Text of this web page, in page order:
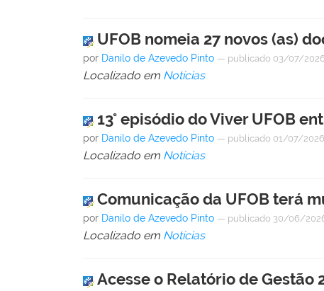
UFOB nomeia 27 novos (as)
por Danilo de Azevedo Pinto — publicado 03/07/2026
Localizado em Notícias
13° episódio do Viver UFOB
por Danilo de Azevedo Pinto — publicado 01/07/2026
Localizado em Notícias
Comunicação da UFOB terá
por Danilo de Azevedo Pinto — publicado 30/06/
Localizado em Notícias
Acesse o Relatório de Gestão